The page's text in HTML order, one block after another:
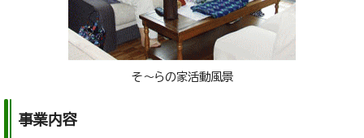
そ～らの家活動風景
事業内容